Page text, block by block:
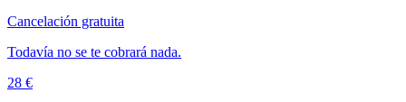
Cancelación gratuita
Todavía no se te cobrará nada.
28 €